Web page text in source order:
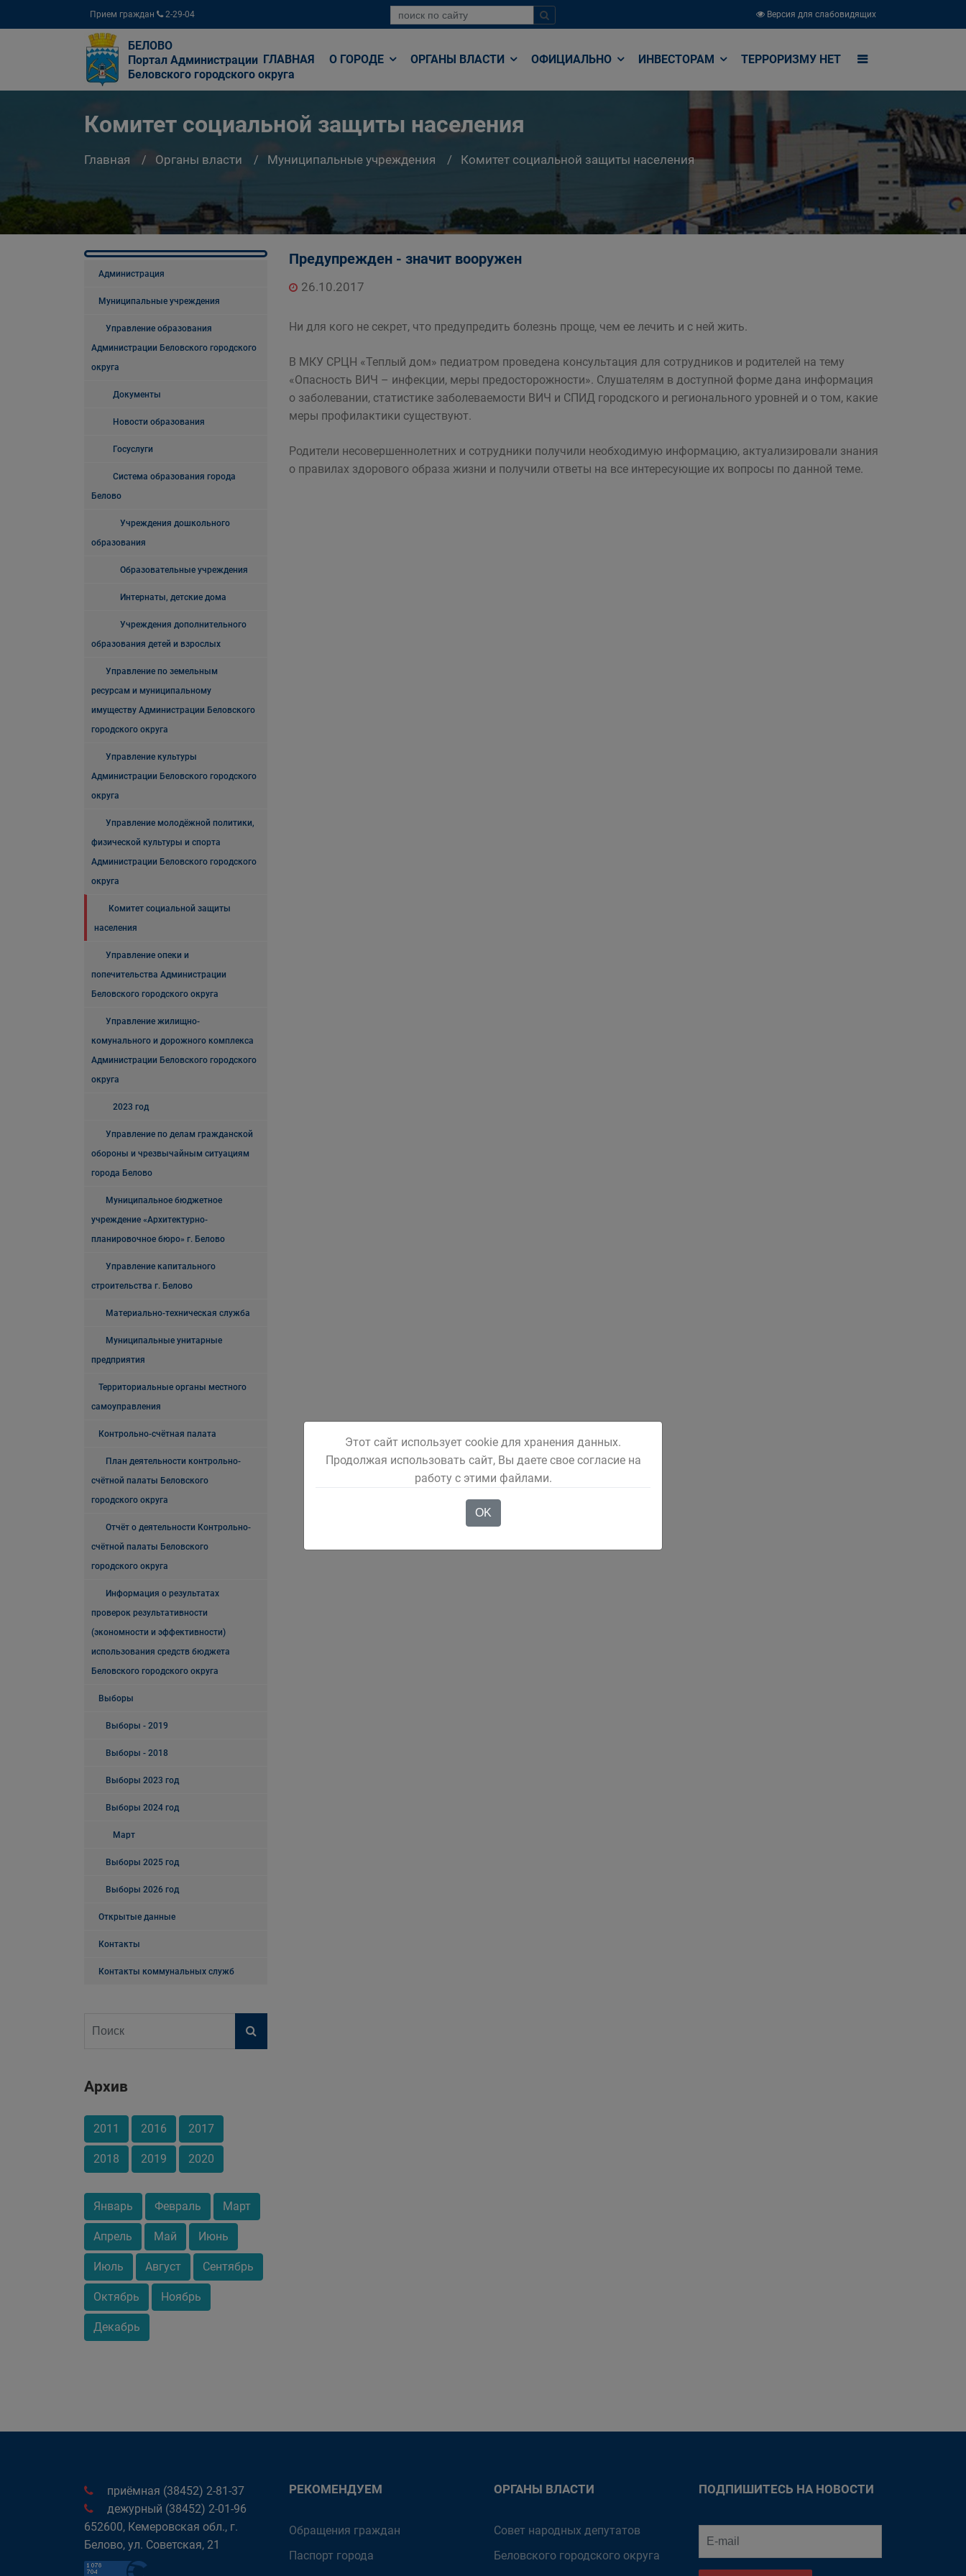
Прием граждан 2-29-04 Версия для слабовидящих
БЕЛОВО
Портал Администрации
Беловского городского округа
ГЛАВНАЯ О ГОРОДЕ ОРГАНЫ ВЛАСТИ ОФИЦИАЛЬНО ИНВЕСТОРАМ ТЕРРОРИЗМУ НЕТ
Комитет социальной защиты населения
Главная Органы власти Муниципальные учреждения Комитет социальной защиты населения
Администрация
Муниципальные учреждения
Управление образования
Администрации Беловского городского
округа
Документы
Новости образования
Госуслуги
Система образования города
Белово
Учреждения дошкольного
образования
Образовательные учреждения
Интернаты, детские дома
Учреждения дополнительного
образования детей и взрослых
Управление по земельным
ресурсам и муниципальному
имуществу Администрации Беловского
городского округа
Управление культуры
Администрации Беловского городского
округа
Управление молодёжной политики,
физической культуры и спорта
Администрации Беловского городского
округа
Комитет социальной защиты
населения
Управление опеки и
попечительства Администрации
Беловского городского округа
Управление жилищно-
комунального и дорожного комплекса
Администрации Беловского городского
округа
2023 год
Управление по делам гражданской
обороны и чрезвычайным ситуациям
города Белово
Муниципальное бюджетное
учреждение «Архитектурно-
планировочное бюро» г. Белово
Управление капитального
строительства г. Белово
Материально-техническая служба
Муниципальные унитарные
предприятия
Территориальные органы местного
самоуправления
Контрольно-счётная палата
План деятельности контрольно-
счётной палаты Беловского
городского округа
Отчёт о деятельности Контрольно-
счётной палаты Беловского
городского округа
Информация о результатах
проверок результативности
(экономности и эффективности)
использования средств бюджета
Беловского городского округа
Выборы
Выборы - 2019
Выборы - 2018
Выборы 2023 год
Выборы 2024 год
Март
Выборы 2025 год
Выборы 2026 год
Открытые данные
Контакты
Контакты коммунальных служб
Архив
2011 2016 2017
2018 2019 2020
Январь Февраль Март
Апрель Май Июнь
Июль Август Сентябрь
Октябрь Ноябрь
Декабрь
Предупрежден - значит вооружен
26.10.2017
Ни для кого не секрет, что предупредить болезнь проще, чем ее лечить и с ней жить.
В МКУ СРЦН «Теплый дом» педиатром проведена консультация для сотрудников и родителей на тему
«Опасность ВИЧ – инфекции, меры предосторожности». Слушателям в доступной форме дана информация
о заболевании, статистике заболеваемости ВИЧ и СПИД городского и регионального уровней и о том, какие
меры профилактики существуют.
Родители несовершеннолетних и сотрудники получили необходимую информацию, актуализировали знания
о правилах здорового образа жизни и получили ответы на все интересующие их вопросы по данной теме.
приёмная (38452) 2-81-37
дежурный (38452) 2-01-96
652600, Кемеровская обл., г.
Белово, ул. Советская, 21
РЕКОМЕНДУЕМ
Обращения граждан
Паспорт города
ОРГАНЫ ВЛАСТИ
Совет народных депутатов
Беловского городского округа
ПОДПИШИТЕСЬ НА НОВОСТИ
Этот сайт использует cookie для хранения данных.
Продолжая использовать сайт, Вы даете свое согласие на
работу с этими файлами.
OK